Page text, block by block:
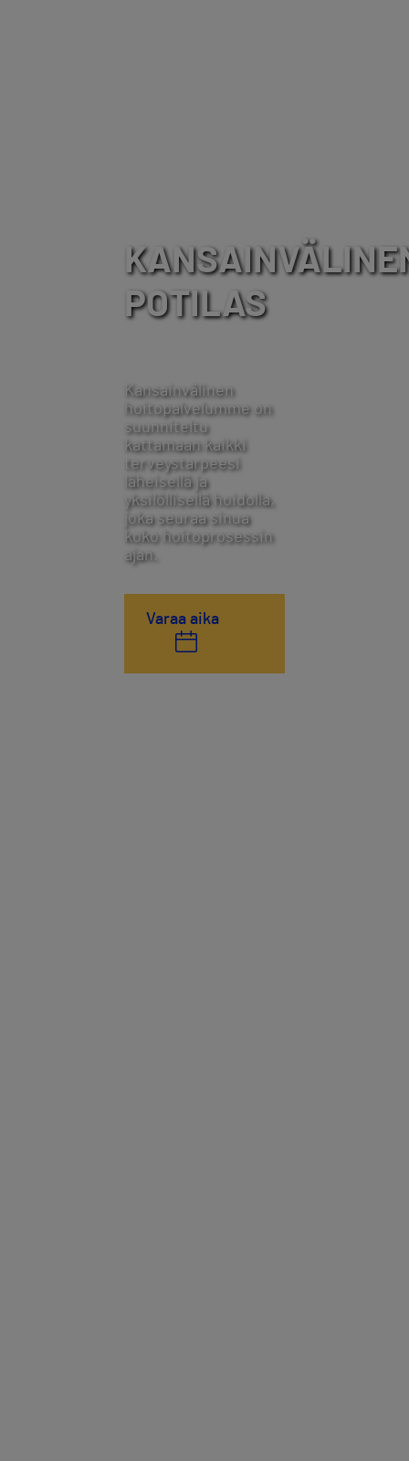
POTILAS
Kansainvälinen
hoitopalvelumme on
suunniteltu
kattamaan kaikki
terveystarpeesi
läheisellä ja
yksilöllisellä hoidolla,
joka seuraa sinua
koko hoitoprosessin
ajan.
Varaa aika